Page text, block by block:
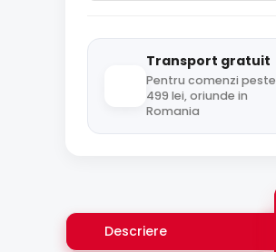
Transport gratuit
Pentru comenzi peste
499 lei, oriunde in
Romania
Descriere